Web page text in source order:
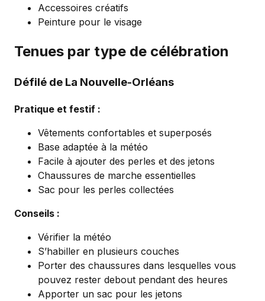
Accessoires créatifs
Peinture pour le visage
Tenues par type de célébration
Défilé de La Nouvelle-Orléans
Pratique et festif :
Vêtements confortables et superposés
Base adaptée à la météo
Facile à ajouter des perles et des jetons
Chaussures de marche essentielles
Sac pour les perles collectées
Conseils :
Vérifier la météo
S’habiller en plusieurs couches
Porter des chaussures dans lesquelles vous
pouvez rester debout pendant des heures
Apporter un sac pour les jetons